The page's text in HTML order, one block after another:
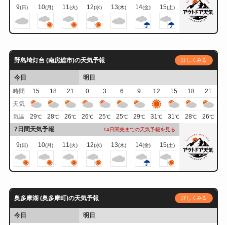
9(日) 10(月) 11(火) 12(水) 13(木) 14(金) 15(土)
野島埼灯台 (南房総市)の天気予報 詳しくみる
今日
明日
時間
15 18 21 0 3 6 9 12 15 18
21
天気
気温 29℃ 28℃ 26℃ 26℃ 25℃ 25℃ 29℃ 31℃ 31℃ 28℃ 26℃
7日間天気予報 14日間先までの天気予報を見る
9(日) 10(月) 11(火) 12(水) 13(木) 14(金) 15(土)
奥多摩湖 (奥多摩町)の天気予報 詳しくみる
今日
明日